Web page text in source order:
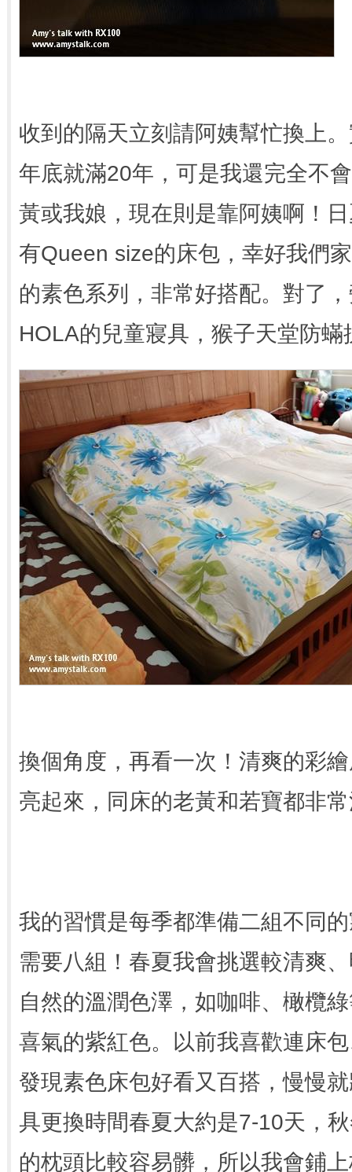
收到的隔天立刻請阿姨幫忙換上
年底就滿20年，可是我還完全不
黃或我娘，現在則是靠阿姨啊！
有Queen size的床包，幸好我們
的素色系列，非常好搭配。對了
HOLA的兒童寢具，猴子天堂防
換個角度，再看一次！清爽的彩
亮起來，同床的老黃和若寶都非
我的習慣是每季都準備二組不同
需要八組！春夏我會挑選較清爽
自然的溫潤色澤，如咖啡、橄欖
喜氣的紫紅色。以前我喜歡連床
發現素色床包好看又百搭，慢慢
具更換時間春夏大約是7-10天，
的枕頭比較容易髒，所以我會鋪